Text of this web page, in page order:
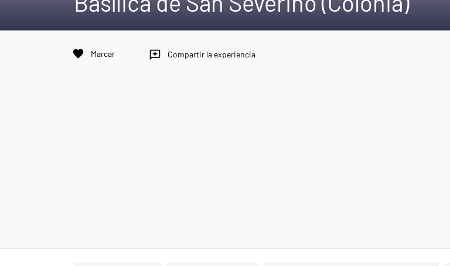
favorite Marcar reviews Compartir la experiencia